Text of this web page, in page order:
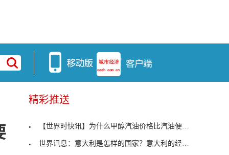
精彩推送
【世界时快讯】为什么甲醇汽油价格比汽油便宜？甲醇
世界讯息：意大利是怎样的国家？意大利的经济水平如